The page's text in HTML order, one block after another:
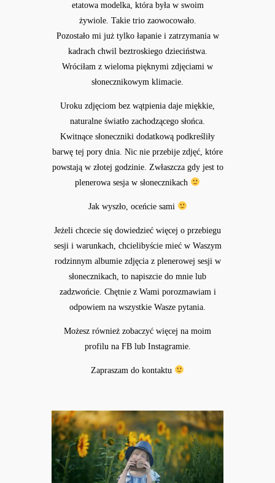
etatowa modelka, która była w swoim
żywiole. Takie trio zaowocowało.
Pozostało mi już tylko łapanie i zatrzymania w
kadrach chwil beztroskiego dzieciństwa.
Wróciłam z wieloma pięknymi zdjęciami w
słonecznikowym klimacie.
Uroku zdjęciom bez wątpienia daje miękkie,
naturalne światło zachodzącego słońca.
Kwitnące słoneczniki dodatkową podkreśliły
barwę tej pory dnia. Nic nie przebije zdjęć, które
powstają w złotej godzinie. Zwłaszcza gdy jest to
plenerowa sesja w słonecznikach
Jak wyszło, oceńcie sami
Jeżeli chcecie się dowiedzieć więcej o przebiegu
sesji i warunkach, chcielibyście mieć w Waszym
rodzinnym albumie zdjęcia z plenerowej sesji w
słonecznikach, to napiszcie do mnie lub
zadzwońcie. Chętnie z Wami porozmawiam i
odpowiem na wszystkie Wasze pytania.
Możesz również zobaczyć więcej na moim
profilu na FBlub Instagramie.
Zapraszam dokontaktu